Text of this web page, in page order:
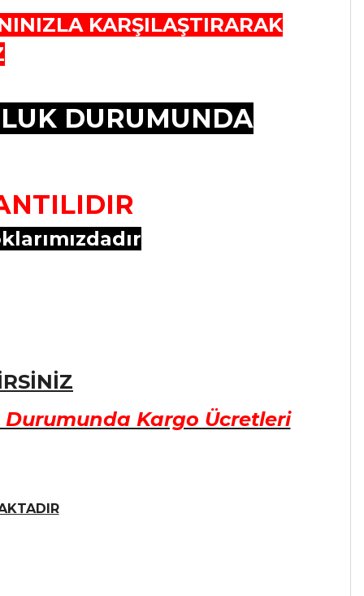
KARŞILAŞTIRARAK
DURUMUNDA
Durumunda Kargo Ücretleri